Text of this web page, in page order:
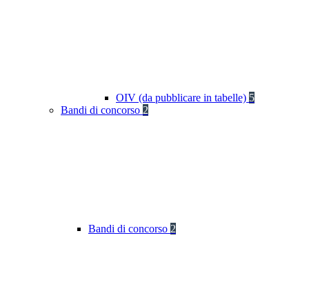
OIV (da pubblicare in tabelle) 5
Bandi di concorso 2
Bandi di concorso 2